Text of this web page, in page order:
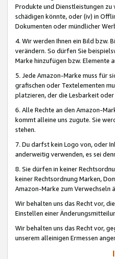
Produkte und Dienstleistungen zu
schädigen könnte, oder (iv) in
Dokumenten oder mündlicher
4. Wir werden Ihnen ein Bild bzw.
verändern. So dürfen Sie
Marke hinzufügen bzw. Elemente
5. Jede Amazon-Marke muss für
grafischen oder Textelementen
platzieren, der die Lesbarkeit
6. Alle Rechte an den Amazon-
kommt alleine uns zugute. Sie
stehen.
7. Du darfst kein Logo von, oder
anderweitig verwenden, es sei
8. Sie dürfen in keiner
keiner Rechtsordnung Marken,
Amazon-Marke zum Verwechseln
Wir behalten uns das Recht vor,
Einstellen einer
Wir behalten uns das Recht vor,
unserem alleinigen Ermessen